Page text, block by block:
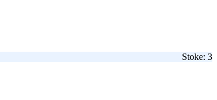
Stoke: 3